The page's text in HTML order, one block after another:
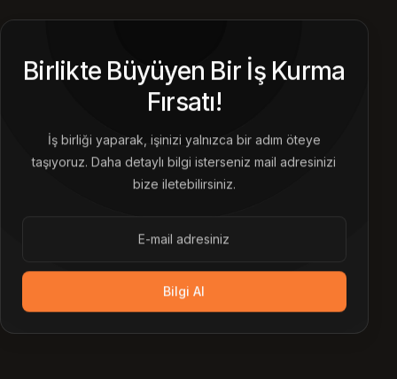
Birlikte Büyüyen Bir İş Kurma
Fırsatı!
İş birliği yaparak, işinizi yalnızca bir adım öteye
taşıyoruz. Daha detaylı bilgi isterseniz mail adresinizi
bize iletebilirsiniz.
Bilgi Al